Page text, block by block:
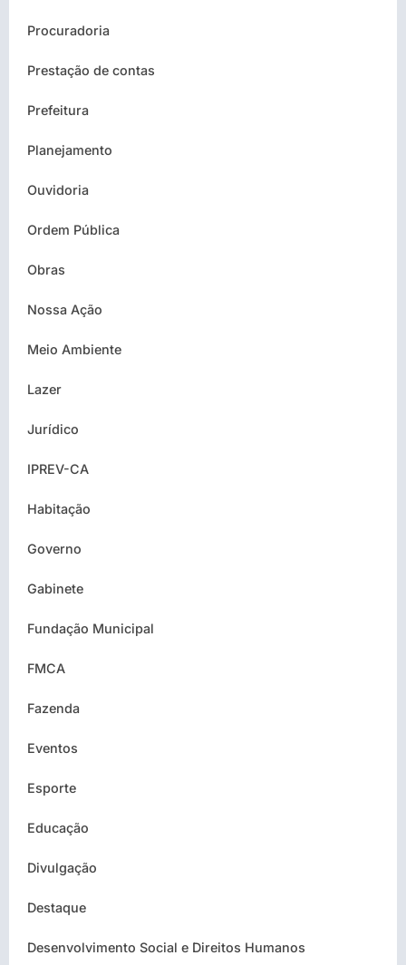
Procuradoria
Prestação de contas
Prefeitura
Planejamento
Ouvidoria
Ordem Pública
Obras
Nossa Ação
Meio Ambiente
Lazer
Jurídico
IPREV-CA
Habitação
Governo
Gabinete
Fundação Municipal
FMCA
Fazenda
Eventos
Esporte
Educação
Divulgação
Destaque
Desenvolvimento Social e Direitos Humanos